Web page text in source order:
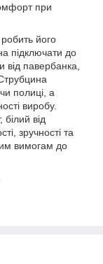
при
його
підключати до
павербанка,
полиці, а
виробу.
від
зручності та
вимогам до